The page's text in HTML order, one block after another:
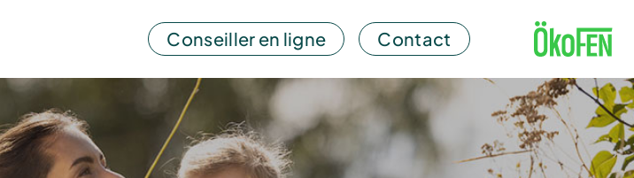
Conseiller en ligne Contact